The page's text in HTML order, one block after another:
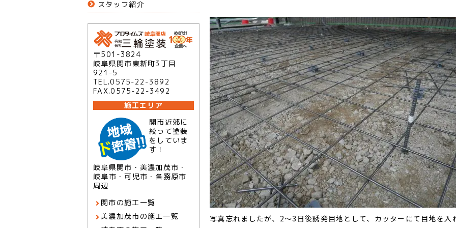
写真忘れましたが、2～3日後誘発目地として、カッターにて目地を入
スタッフ紹介
〒501-3824
岐阜県関市東新町3丁目
921-5
TEL.0575-22-3892
FAX.0575-22-3492
施工エリア
関市近郊に
絞って塗装
をしていま
す！
岐阜県関市・美濃加茂市・
岐阜市・可児市・各務原市
周辺
関市の施工一覧
美濃加茂市の施工一覧